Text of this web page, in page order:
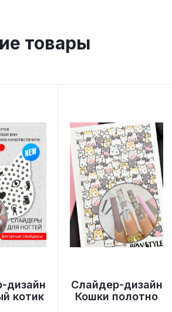
товары
дизайн
котик
Слайдер-дизайн
Кошки полотно